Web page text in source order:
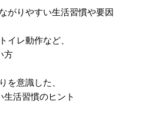
がりやすい生活習慣や要因
イレ動作など、
方
を意識した、
生活習慣のヒント